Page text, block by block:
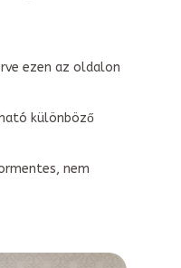
ezen az oldalon
különböző
nem